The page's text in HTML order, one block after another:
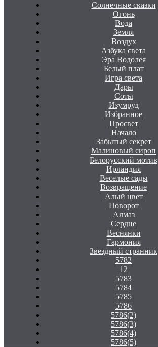
Солнечные сказки
Огонь
Вода
Земля
Воздух
Азбука света
Эра Водолея
Белый плат
Игра света
Дары
Соты
Изумруд
Избранное
Просвет
Начало
Забытый секрет
Малиновый сироп
Белорусский мотив
Ирландия
Веселые сады
Возвращение
Алый цвет
Поворот
Алмаз
Сердце
Веснянки
Гармония
Звездный странник
5782
12
5783
5784
5785
5786
5786(2)
5786(3)
5786(4)
5786(5)